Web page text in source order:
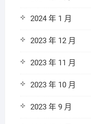
2024 年 1 月
2023 年 12 月
2023 年 11 月
2023 年 10 月
2023 年 9 月